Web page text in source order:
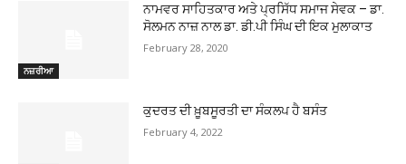
ਨਜ਼ਰੀਆ
ਨਾਮਵਰ ਸਾਹਿਤਕਾਰ ਅਤੇ ਪ੍ਰਸਿੱਧ ਸਮਾਜ ਸੇਵਕ – ਡਾ.
ਸੋਲਮਨ ਨਾਜ਼ ਨਾਲ ਡਾ. ਡੀ.ਪੀ ਸਿੰਘ ਦੀ ਇਕ ਮੁਲਾਕਾਤ
February 28, 2020
ਕੁਦਰਤ ਦੀ ਖ਼ੂਬਸੂਰਤੀ ਦਾ ਸੰਕਲਪ ਹੈ ਬਸੰਤ
February 4, 2022